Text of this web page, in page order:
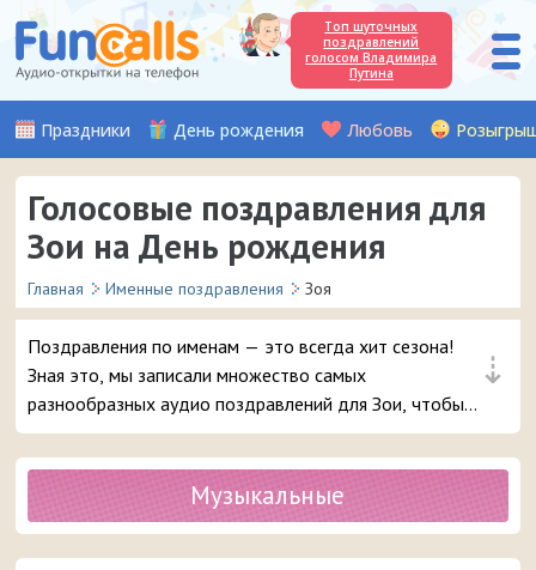
Топ шуточных
поздравлений
голосом Владимира
Путина
Праздники День рождения Любовь
Голосовые поздравления для
Зои на День рождения
Главная Именные поздравления Зоя
⇣
Поздравления по именам — это всегда хит сезона!
Зная это, мы записали множество самых
разнообразных аудио поздравлений для Зои, чтобы
вы могли с выдумкой поздравить с Днём рождения
вашу подругу, любимую женщину или знакомую
девочку с таким именем. Выбирайте самое красивое
голосовое поздравление и в 3 клика отправляйте его
Музыкальные